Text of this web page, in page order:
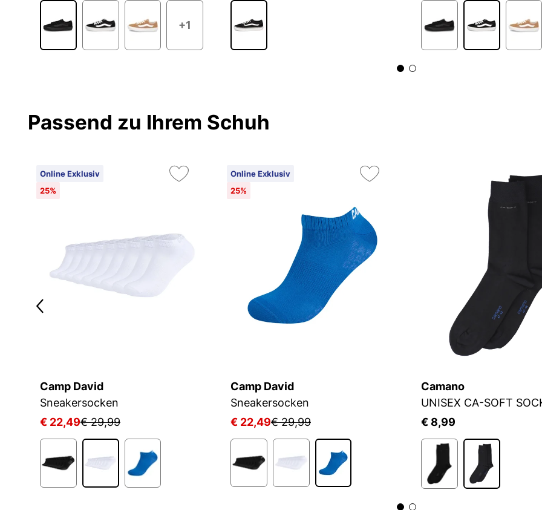
+1
Passend zu Ihrem Schuh
Online Exklusiv
25%
Camp David
Sneakersocken
€ 22,49€ 29,99
Online Exklusiv
25%
Camp David
Sneakersocken
€ 22,49€ 29,99
Camano
UNISEX CA-SOFT
€ 8,99